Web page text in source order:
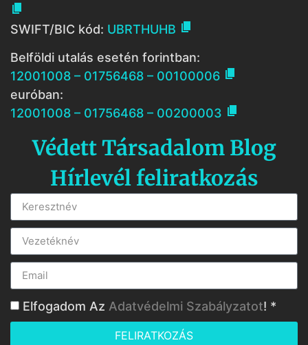

SWIFT/BIC kód: UBRTHUHB 
Belföldi utalás esetén forintban:
12001008 – 01756468 – 00100006 
euróban:
12001008 – 01756468 – 00200003 
Védett Társadalom Blog
Hírlevél feliratkozás
Elfogadom Az Adatvédelmi Szabályzatot! *
FELIRATKOZÁS